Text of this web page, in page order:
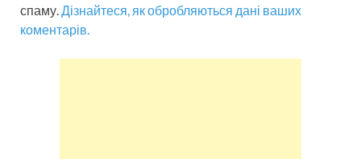
спаму.Дізнайтеся, як обробляються дані ваших
коментарів.